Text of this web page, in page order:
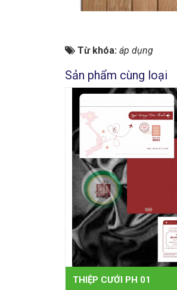
Từ khóa: áp dụng
Sản phẩm cùng loại
THIỆP CƯỚI PH 01